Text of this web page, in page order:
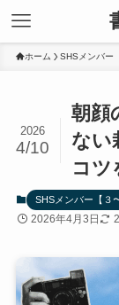
ホーム SHSメンバー
朝顔
ない
コツ
2026
4/10
SHSメンバー【３
2026年4月3日